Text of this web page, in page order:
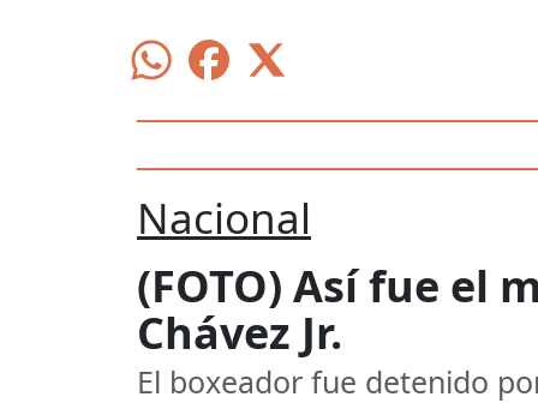
Nacional
(FOTO) Así fue el
Chávez Jr.
El boxeador fue detenido